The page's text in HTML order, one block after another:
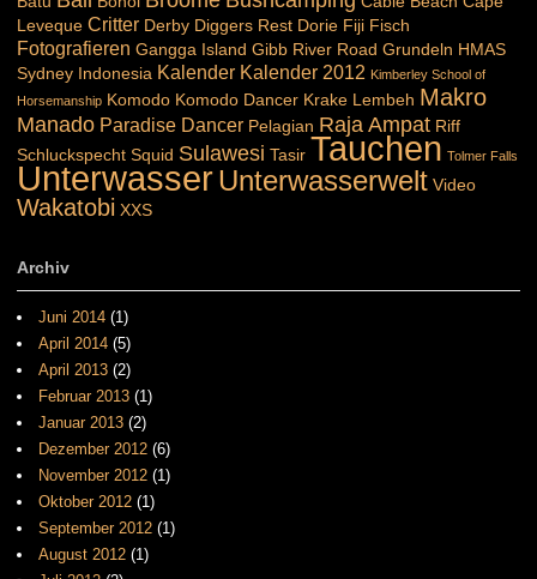
Leveque Critter Derby Diggers Rest Dorie Fiji Fisch
Fotografieren Gangga Island Gibb River Road Grundeln HMAS
Sydney Indonesia Kalender Kalender 2012 Kimberley School of
Horsemanship Komodo Komodo Dancer Krake Lembeh Makro
Manado Paradise Dancer Pelagian Raja Ampat Riff
Schluckspecht Squid Sulawesi Tasir Tauchen Tolmer Falls
UnterwasserUnterwasserwelt Video
Wakatobi XXS
Archiv
Juni 2014 (1)
April 2014 (5)
April 2013 (2)
Februar 2013 (1)
Januar 2013 (2)
Dezember 2012 (6)
November 2012 (1)
Oktober 2012 (1)
September 2012 (1)
August 2012 (1)